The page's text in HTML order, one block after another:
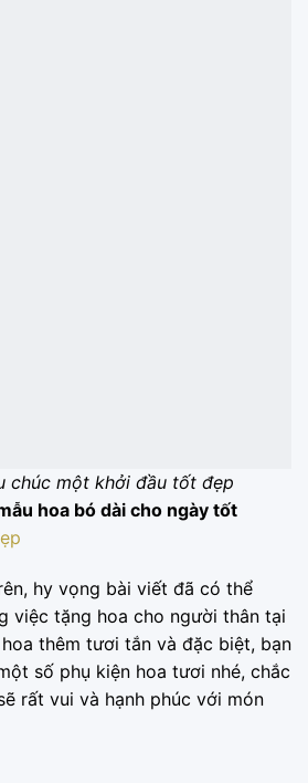
chúc một khởi đầu tốt đẹp
hoa bó dài cho ngày tốt
hy vọng bài viết đã có thể
việc tặng hoa cho người thân tại
thêm tươi tắn và đặc biệt, bạn
số phụ kiện hoa tươi nhé, chắc
rất vui và hạnh phúc với món